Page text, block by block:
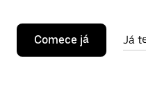
Comece já Já